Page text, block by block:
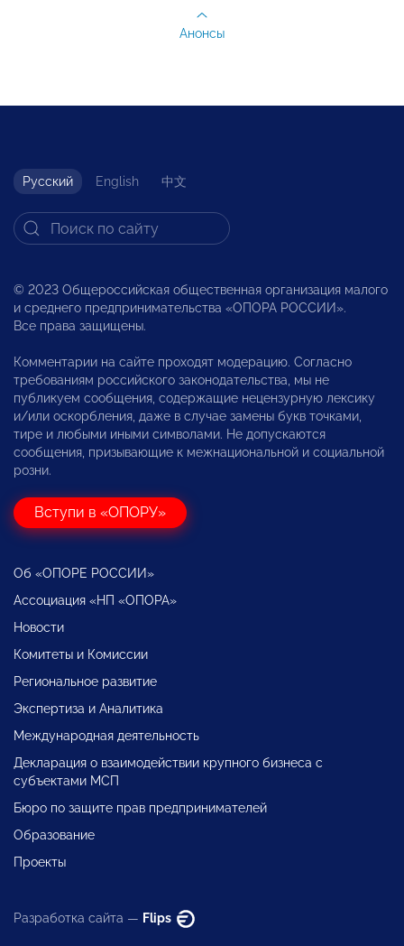
Анонсы
Русский English 中文
© 2023 Общероссийская общественная организация малого
и среднего предпринимательства «ОПОРА РОССИИ».
Все права защищены.
Комментарии на сайте проходят модерацию. Согласно
требованиям российского законодательства, мы не
публикуем сообщения, содержащие нецензурную лексику
и/или оскорбления, даже в случае замены букв точками,
тире и любыми иными символами. Не допускаются
сообщения, призывающие к межнациональной и социальной
розни.
Вступи в «ОПОРУ»
Об «ОПОРЕ РОССИИ»
Ассоциация «НП «ОПОРА»
Новости
Комитеты и Комиссии
Региональное развитие
Экспертиза и Аналитика
Международная деятельность
Декларация о взаимодействии крупного бизнеса с
субъектами МСП
Бюро по защите прав предпринимателей
Образование
Проекты
Разработка сайта — Flips